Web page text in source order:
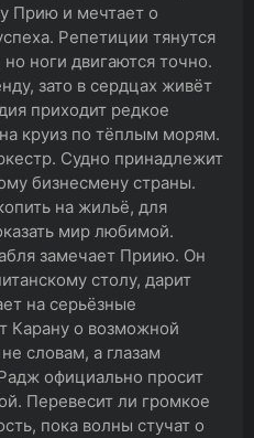
Прию и мечтает о
Репетиции тянутся
ноги двигаются точно.
зато в сердцах живёт
приходит редкое
круиз по тёплым морям.
Судно принадлежит
бизнесмену страны.
на жильё, для
мир любимой.
замечает Приию. Он
столу, дарит
на серьёзные
Карану о возможной
словам, а глазам
официально просит
Перевесит ли громкое
пока волны стучат о